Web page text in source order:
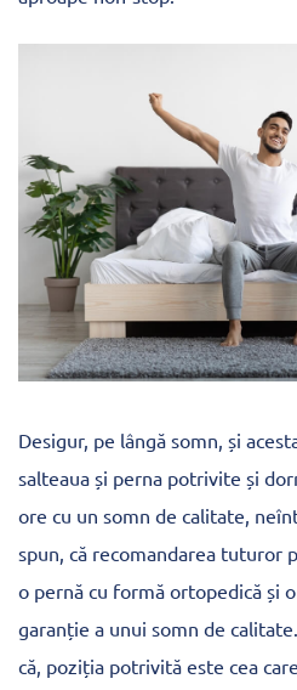
Desigur, pe lângă somn, și
salteaua și perna potrivite și
ore cu un somn de calitate,
spun, că recomandarea tuturor
o pernă cu formă ortopedică și
garanție a unui somn de
că, poziția potrivită este cea